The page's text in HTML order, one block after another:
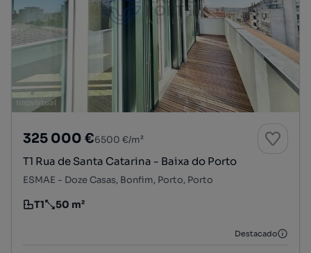
325 000 €6500 €/m²
T1 Rua de Santa Catarina - Baixa do Porto
ESMAE - Doze Casas, Bonfim, Porto, Porto
Tipologia
T1
Preço por metro quadrado
50 m²
Destacado